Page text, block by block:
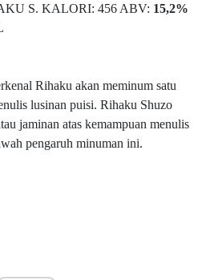
S. KALORI: 456 ABV: 15,2%
Rihaku akan meminum satu
lusinan puisi. Rihaku Shuzo
jaminan atas kemampuan menulis
pengaruh minuman ini.